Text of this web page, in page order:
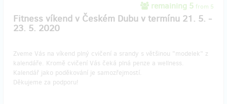
remaining 5 from 5
Fitness víkend v Českém Dubu v termínu 21. 5. -
23. 5. 2020
Zveme Vás na víkend plný cvičení a srandy s většinou "modelek" z
kalendáře. Kromě cvičení Vás čeká plná penze a wellness.
Kalendář jako poděkování je samozřejmostí.
Děkujeme za podporu!